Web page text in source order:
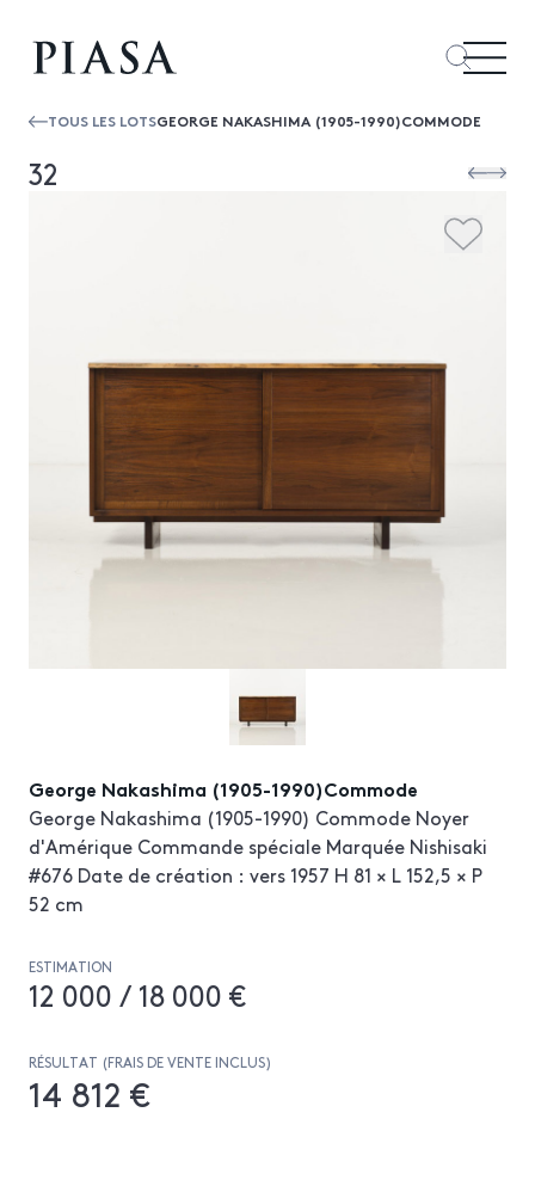
TOUS LES LOTSGEORGE NAKASHIMA (1905-1990)COMMODE
32
George Nakashima (1905-1990)Commode
George Nakashima (1905-1990) Commode Noyer
d'Amérique Commande spéciale Marquée Nishisaki
#676 Date de création : vers 1957 H 81 × L 152,5 × P
52 cm
ESTIMATION
12 000 / 18 000 €
RÉSULTAT (FRAIS DE VENTE INCLUS)
14 812 €